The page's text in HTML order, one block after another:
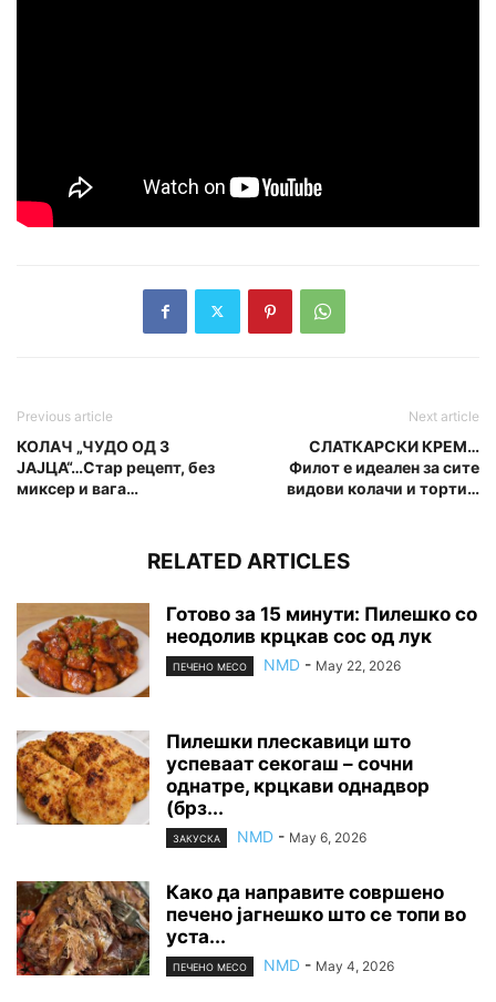
Previous article
КОЛАЧ „ЧУДО ОД 3
ЈАЈЦА“…Стар рецепт, без
миксер и вага…
Next article
СЛАТКАРСКИ КРЕМ…
Филот е идеален за сите
видови колачи и торти…
RELATED ARTICLES
Готово за 15 минути: Пилешко со
неодолив крцкав сос од лук
ПЕЧЕНО МЕСО NMD - May 22, 2026
Пилешки плескавици што
успеваат секогаш – сочни
однатре, крцкави однадвор
(брз...
ЗАКУСКА NMD - May 6, 2026
Како да направите совршено
печено јагнешко што се топи во
уста...
ПЕЧЕНО МЕСО NMD - May 4, 2026